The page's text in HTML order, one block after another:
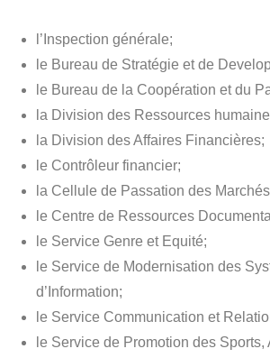
l’Inspection générale;
le Bureau de Stratégie et de
le Bureau de la Coopération et du
la Division des Ressources
la Division des Affaires Financières;
le Contrôleur financier;
la Cellule de Passation des
le Centre de Ressources
le Service Genre et Equité;
le Service de Modernisation des
d’Information;
le Service Communication et
le Service de Promotion des Sports,